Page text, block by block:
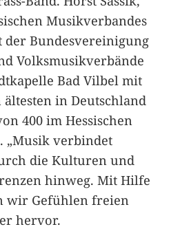
Musikverbandes
der Bundesvereinigung
Volksmusikverbände
Bad Vilbel mit
ältesten in Deutschland
400 im Hessischen
„Musik verbindet
die Kulturen und
hinweg. Mit Hilfe
wir Gefühlen freien
hervor.